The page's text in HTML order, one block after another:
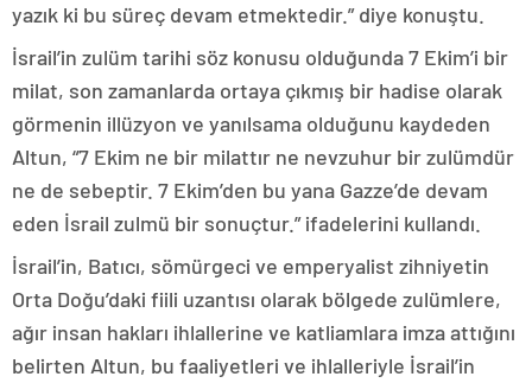
yazık ki bu süreç devam etmektedir.” diye konuştu.
İsrail’in zulüm tarihi söz konusu olduğunda 7 Ekim’i bir
milat, son zamanlarda ortaya çıkmış bir hadise olarak
görmenin illüzyon ve yanılsama olduğunu kaydeden
Altun, “7 Ekim ne bir milattır ne nevzuhur bir zulümdür
ne de sebeptir. 7 Ekim’den bu yana Gazze’de devam
eden İsrail zulmü bir sonuçtur.” ifadelerini kullandı.
İsrail’in, Batıcı, sömürgeci ve emperyalist zihniyetin
Orta Doğu’daki fiili uzantısı olarak bölgede zulümlere,
ağır insan hakları ihlallerine ve katliamlara imza attığını
belirten Altun, bu faaliyetleri ve ihlalleriyle İsrail’in